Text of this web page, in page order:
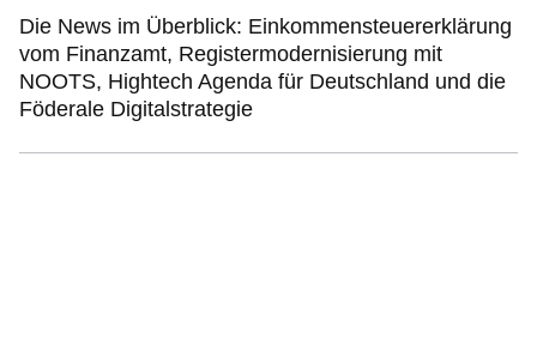
Die News im Überblick: Einkommensteuererklärung
vom Finanzamt, Registermodernisierung mit
NOOTS, Hightech Agenda für Deutschland und die
Föderale Digitalstrategie